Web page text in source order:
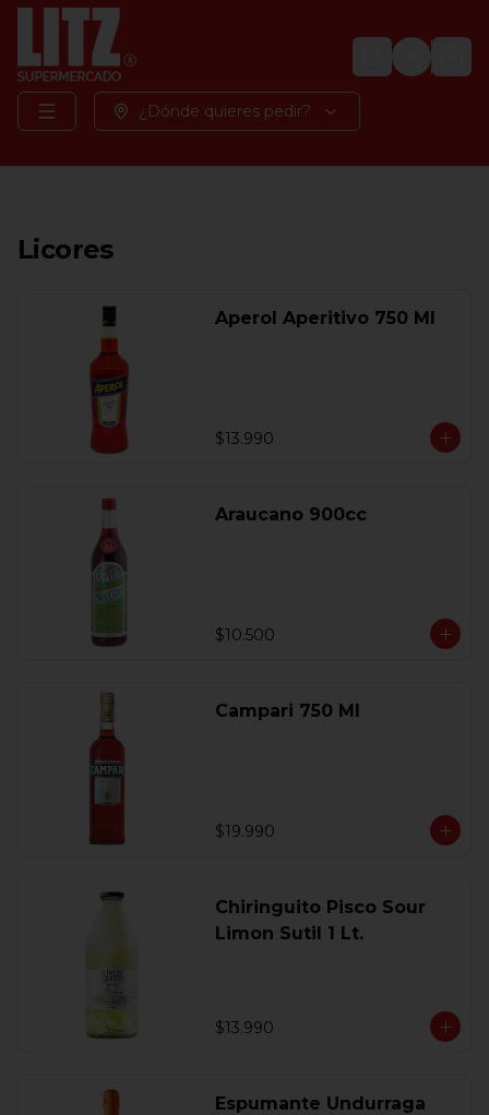
Login
¿Dónde quieres pedir?
Licores
Aperol Aperitivo 750 Ml
$13.990
Araucano 900cc
$10.500
Campari 750 Ml
$19.990
Chiringuito Pisco Sour
Limon Sutil 1 Lt.
$13.990
Espumante Undurraga